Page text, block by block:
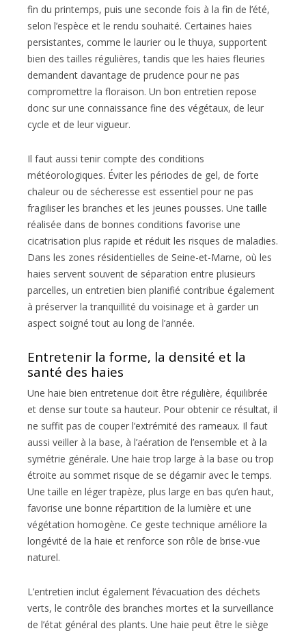
fin du printemps, puis une seconde fois à la fin de l’été,
selon l’espèce et le rendu souhaité. Certaines haies
persistantes, comme le laurier ou le thuya, supportent
bien des tailles régulières, tandis que les haies fleuries
demandent davantage de prudence pour ne pas
compromettre la floraison. Un bon entretien repose
donc sur une connaissance fine des végétaux, de leur
cycle et de leur vigueur.
Il faut aussi tenir compte des conditions
météorologiques. Éviter les périodes de gel, de forte
chaleur ou de sécheresse est essentiel pour ne pas
fragiliser les branches et les jeunes pousses. Une taille
réalisée dans de bonnes conditions favorise une
cicatrisation plus rapide et réduit les risques de maladies.
Dans les zones résidentielles de Seine-et-Marne, où les
haies servent souvent de séparation entre plusieurs
parcelles, un entretien bien planifié contribue également
à préserver la tranquillité du voisinage et à garder un
aspect soigné tout au long de l’année.
Entretenir la forme, la densité et la
santé des haies
Une haie bien entretenue doit être régulière, équilibrée
et dense sur toute sa hauteur. Pour obtenir ce résultat, il
ne suffit pas de couper l’extrémité des rameaux. Il faut
aussi veiller à la base, à l’aération de l’ensemble et à la
symétrie générale. Une haie trop large à la base ou trop
étroite au sommet risque de se dégarnir avec le temps.
Une taille en léger trapèze, plus large en bas qu’en haut,
favorise une bonne répartition de la lumière et une
végétation homogène. Ce geste technique améliore la
longévité de la haie et renforce son rôle de brise-vue
naturel.
L’entretien inclut également l’évacuation des déchets
verts, le contrôle des branches mortes et la surveillance
de l’état général des plants. Une haie peut être le siège